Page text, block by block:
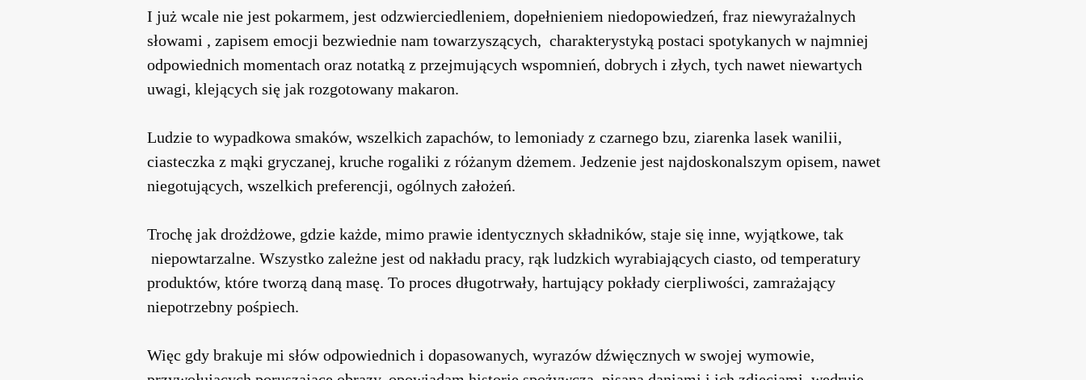
I już wcale nie jest pokarmem, jest odzwierciedleniem, dopełnieniem niedopowiedzeń, fraz niewyrażalnych
słowami , zapisem emocji bezwiednie nam towarzyszących, charakterystyką postaci spotykanych w najmniej
odpowiednich momentach oraz notatką z przejmujących wspomnień, dobrych i złych, tych nawet niewartych
uwagi, klejących się jak rozgotowany makaron.
Ludzie to wypadkowa smaków, wszelkich zapachów, to lemoniady z czarnego bzu, ziarenka lasek wanilii,
ciasteczka z mąki gryczanej, kruche rogaliki z różanym dżemem. Jedzenie jest najdoskonalszym opisem, nawet
niegotujących, wszelkich preferencji, ogólnych założeń.
Trochę jak drożdżowe, gdzie każde, mimo prawie identycznych składników, staje się inne, wyjątkowe, tak
niepowtarzalne. Wszystko zależne jest od nakładu pracy, rąk ludzkich wyrabiających ciasto, od temperatury
produktów, które tworzą daną masę. To proces długotrwały, hartujący pokłady cierpliwości, zamrażający
niepotrzebny pośpiech.
Więc gdy brakuje mi słów odpowiednich i dopasowanych, wyrazów dźwięcznych w swojej wymowie,